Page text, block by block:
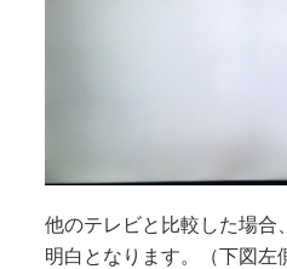
他のテレビと比較した場合
明白となります。（下図左